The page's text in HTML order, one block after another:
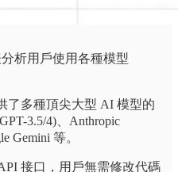
析用戶使用各種模型
了多種頂尖大型 AI 模型的
3.5/4)、Anthropic
Gemini 等。
接口，用戶無需修改代碼